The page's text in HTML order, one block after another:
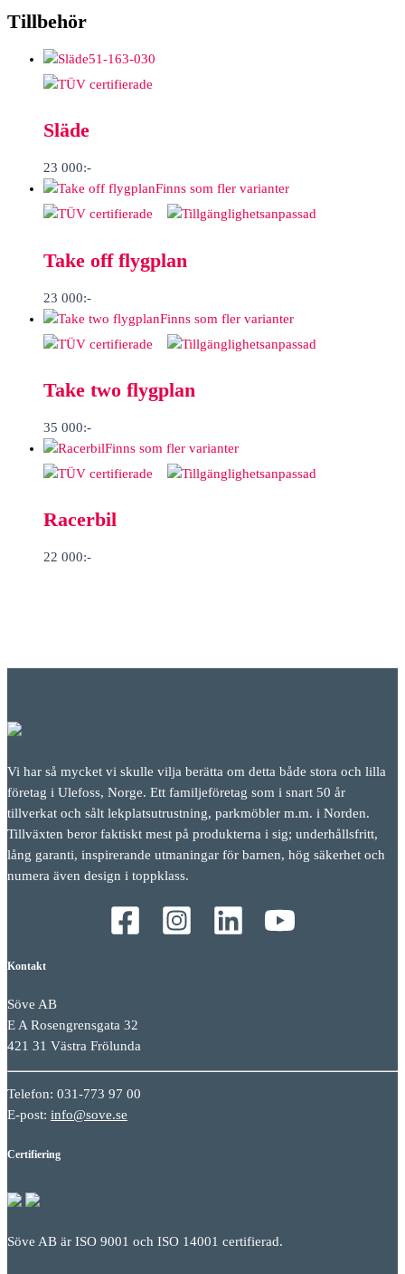
Tillbehör
51-163-030
Släde
23 000:-
Finns som fler varianter
Take off flygplan
23 000:-
Finns som fler varianter
Take two flygplan
35 000:-
Finns som fler varianter
Racerbil
22 000:-
Vi har så mycket vi skulle vilja berätta om detta både stora och lilla
företag i Ulefoss, Norge. Ett familjeföretag som i snart 50 år
tillverkat och sålt lekplatsutrustning, parkmöbler m.m. i Norden.
Tillväxten beror faktiskt mest på produkterna i sig; underhållsfritt,
lång garanti, inspirerande utmaningar för barnen, hög säkerhet och
numera även design i toppklass.
Kontakt
Söve AB
E A Rosengrensgata 32
421 31 Västra Frölunda
Telefon: 031-773 97 00
E-post: info@sove.se
Certifiering
Söve AB är ISO 9001 och ISO 14001 certifierad.